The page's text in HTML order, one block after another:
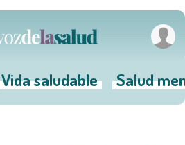
Vida saludable Salud